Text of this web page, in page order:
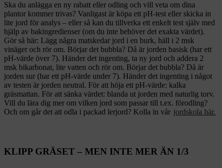
Ska du anlägga en ny rabatt eller odling och vill veta om dina
plantor kommer trivas? Vanligast är köpa ett pH-test eller skicka in
lite jord för analys – eller så kan du tillverka ett enkelt test själv med
hjälp av bakingredienser (om du inte behöver det exakta värdet).
Gör så här: Lägg några matskedar jord i en burk, häll i 2 msk
vinäger och rör om. Börjar det bubbla? Då är jorden basisk (har ett
pH-värde över 7). Händer det ingenting, ta ny jord och addera 2
msk bikarbonat, lite vatten och rör om. Börjar det bubbla? Då är
jorden sur (har ett pH-värde under 7). Händer det ingenting i något
av testen är jorden neutral. För att höja ett pH-värde: kalka
gräsmattan. För att sänka värdet: blanda ut jorden med naturlig torv.
Vill du lära dig mer om vilken jord som passar till t.ex. förodling?
Och om går det att odla i packad lerjord? Kolla in vår jordskola här.
KLIPP GRÄSET – MEN INTE MER ÄN 1/3